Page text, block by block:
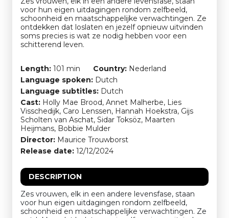
voor hun eigen uitdagingen rondom zelfbeeld,
schoonheid en maatschappelijke verwachtingen. Ze
ontdekken dat loslaten en jezelf opnieuw uitvinden
soms precies is wat ze nodig hebben voor een
schitterend leven.
Length: 101 min Country: Nederland
Language spoken: Dutch
Language subtitles: Dutch
Cast: Holly Mae Brood, Annet Malherbe, Lies
Visschedijk, Caro Lenssen, Hannah Hoekstra, Gijs
Scholten van Aschat, Sidar Toksöz, Maarten
Heijmans, Bobbie Mulder
Director: Maurice Trouwborst
Release date: 12/12/2024
DESCRIPTION
Zes vrouwen, elk in een andere levensfase, staan
voor hun eigen uitdagingen rondom zelfbeeld,
schoonheid en maatschappelijke verwachtingen. Ze